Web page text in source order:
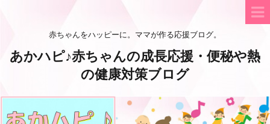
赤ちゃんをハッピーに。ママが作る応援ブログ。
あかハピ♪赤ちゃんの成長応援・便秘や熱
の健康対策ブログ